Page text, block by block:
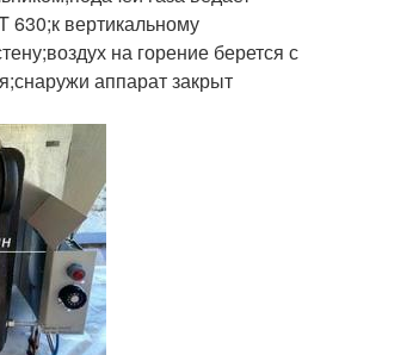
630;к вертикальному
на горение берется с
аппарат закрыт